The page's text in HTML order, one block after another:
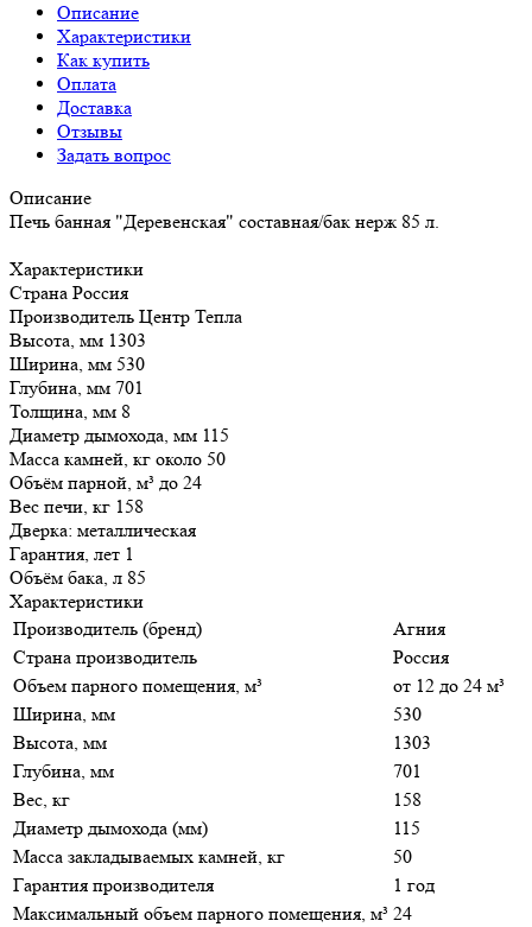
Описание
Характеристики
Как купить
Оплата
Доставка
Отзывы
Задать вопрос
Описание
Печь банная "Деревенская" составная/бак нерж 85 л.
Характеристики
Страна Россия
Производитель Центр Тепла
Высота, мм 1303
Ширина, мм 530
Глубина, мм 701
Толщина, мм 8
Диаметр дымохода, мм 115
Масса камней, кг около 50
Объём парной, м³ до 24
Вес печи, кг 158
Дверка: металлическая
Гарантия, лет 1
Объём бака, л 85
Характеристики
Производитель (бренд)
Агния
Страна производитель
Россия
Объем парного помещения, м³
от 12 до 24 м³
Ширина, мм
530
Высота, мм
1303
Глубина, мм
701
Вес, кг
158
Диаметр дымохода (мм)
115
Масса закладываемых камней, кг
50
Гарантия производителя
1 год
Максимальный объем парного помещения, м³ 24